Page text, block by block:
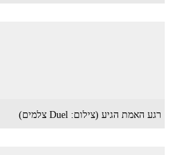
רגע האמת הגיע (צילום: Duel צלמים)